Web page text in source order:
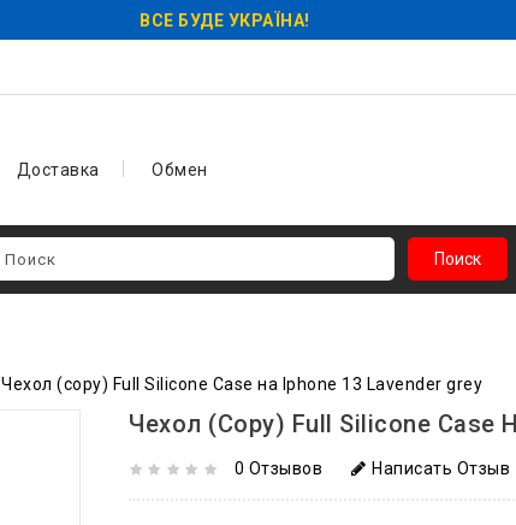
ВСЕ БУДЕ УКРАЇНА!
Доставка Обмен
Поиск
Чехол (copy) Full Silicone Case на Iphone 13 Lavender grey
Чехол (copy) Full Silicone Case
0 Отзывов Написать Отзыв